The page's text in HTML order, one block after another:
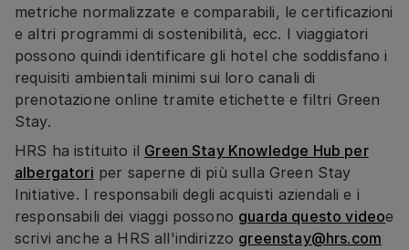
metriche normalizzate e comparabili, le certificazioni
e altri programmi di sostenibilità, ecc. I viaggiatori
possono quindi identificare gli hotel che soddisfano i
requisiti ambientali minimi sui loro canali di
prenotazione online tramite etichette e filtri Green
Stay.
HRS ha istituito il Green Stay Knowledge Hub per
albergatori per saperne di più sulla Green Stay
Initiative. I responsabili degli acquisti aziendali e i
responsabili dei viaggi possono guarda questo videoe
scrivi anche a HRS all'indirizzo greenstay@hrs.com